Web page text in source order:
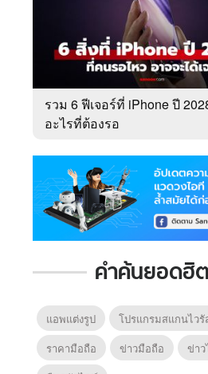
รวม 6 ฟีเจอร์ที่ iPhone ปี
อะไรที่ต้องรอ
คำค้นยอดฮิต
แอพแต่งรูป
โปรแกรมสแกนไวรั
ราคามือถือ
ข่าวมือถือ
ข่า